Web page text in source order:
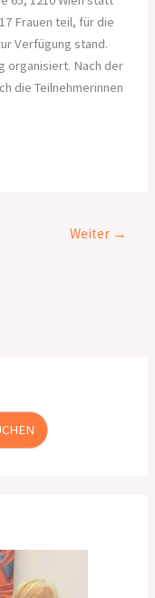
Frauen teil, für die
Verfügung stand.
organisiert. Nach der
die Teilnehmerinnen
Weiter →